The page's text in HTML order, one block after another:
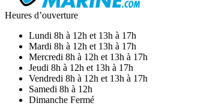
Heures d’ouverture
Lundi 8h à 12h et 13h à 17h
Mardi 8h à 12h et 13h à 17h
Mercredi 8h à 12h et 13h à 17h
Jeudi 8h à 12h et 13h à 17h
Vendredi 8h à 12h et 13h à 17h
Samedi 8h à 12h
Dimanche Fermé